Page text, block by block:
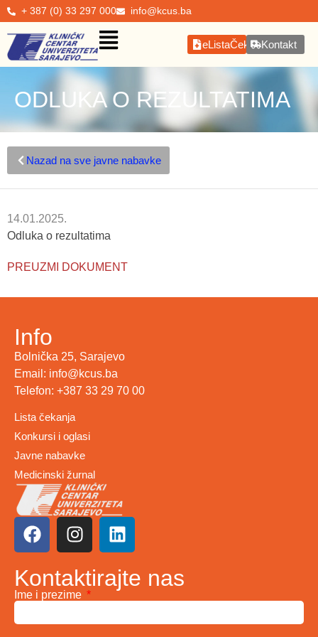
+ 387 (0) 33 297 000 info@kcus.ba
eListaČekanjaKontakt
ODLUKA O REZULTATIMA
Nazad na sve javne nabavke
14.01.2025.
Odluka o rezultatima
PREUZMI DOKUMENT
Info
Bolnička 25, Sarajevo
Email: info@kcus.ba
Telefon: +387 33 29 70 00
Lista čekanja
Konkursi i oglasi
Javne nabavke
Medicinski žurnal
Kontaktirajte nas
Ime i prezime